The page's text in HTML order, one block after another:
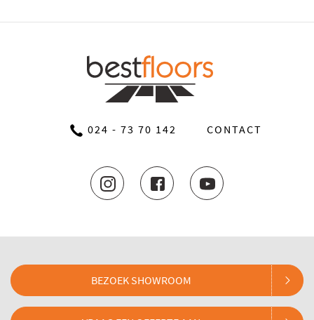
024 - 73 70 142 CONTACT
BEZOEK SHOWROOM